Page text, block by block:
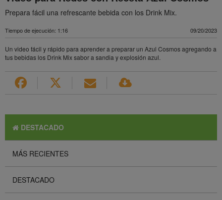
Prepara fácil una refrescante bebida con los Drink Mix.
Tiempo de ejecución: 1:16 09/20/2023
Un video fácil y rápido para aprender a preparar un Azul Cosmos agregando a
tus bebidas los Drink Mix sabor a sandia y explosión azul.
DESTACADO
MÁS RECIENTES
DESTACADO